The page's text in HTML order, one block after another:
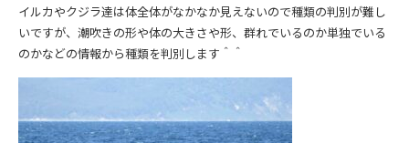
イルカやクジラ達は体全体がなかなか見えないので種類の判別が難し
いですが、潮吹きの形や体の大きさや形、群れでいるのか単独でいる
のかなどの情報から種類を判別します＾＾